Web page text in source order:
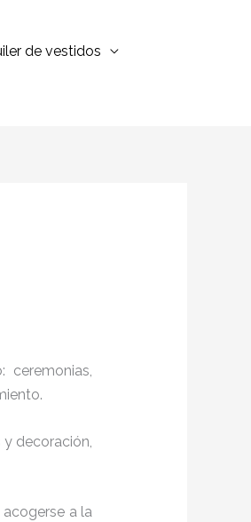
de vestidos
decoración,
a la